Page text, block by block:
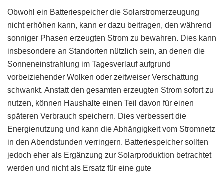
Obwohl ein Batteriespeicher die Solarstromerzeugung
nicht erhöhen kann, kann er dazu beitragen, den während
sonniger Phasen erzeugten Strom zu bewahren. Dies kann
insbesondere an Standorten nützlich sein, an denen die
Sonneneinstrahlung im Tagesverlauf aufgrund
vorbeiziehender Wolken oder zeitweiser Verschattung
schwankt. Anstatt den gesamten erzeugten Strom sofort zu
nutzen, können Haushalte einen Teil davon für einen
späteren Verbrauch speichern. Dies verbessert die
Energienutzung und kann die Abhängigkeit vom Stromnetz
in den Abendstunden verringern. Batteriespeicher sollten
jedoch eher als Ergänzung zur Solarproduktion betrachtet
werden und nicht als Ersatz für eine gute